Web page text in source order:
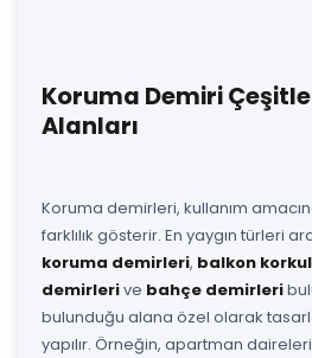
Koruma Demiri
Alanları
Koruma demirleri, kullanım
farklılık gösterir. En yaygın türleri
koruma demirleri, balkon
demirlerive bahçe demirleri
bulunduğu alana özel olarak
yapılır. Örneğin, apartman